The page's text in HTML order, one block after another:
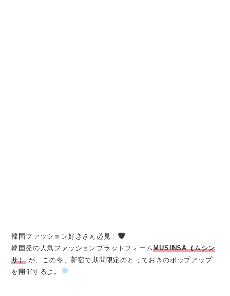
韓国ファッション好きさん必見！
韓国発の人気ファッションプラットフォームMUSINSA（ムシン
サ） が、この冬、新宿で期間限定のとっておきのポップアップ
を開催するよ。